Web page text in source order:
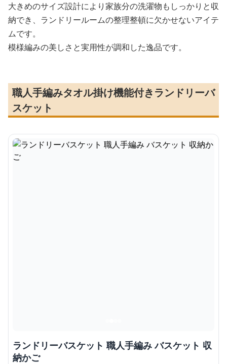
大きめのサイズ設計により家族分の洗濯物もしっかりと収
納でき、ランドリールームの整理整頓に欠かせないアイテ
ムです。
模様編みの美しさと実用性が調和した逸品です。
職人手編みタオル掛け機能付きランドリーバ
スケット
ランドリーバスケット 職人手編み バスケット 収
納かご